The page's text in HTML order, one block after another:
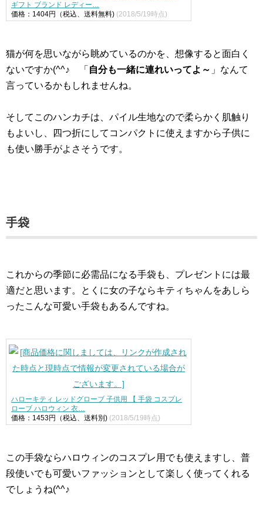
ギフト ブランド レディー…
価格：1404円（税込、送料無料) (2018/5/19時点)
猫が何を思いながら眺めているのかを、想像すると面白く
ないですか(^^♪ 「 自分も一緒に連れいってよ～ 」なんて
言っているかもしれませんね。
そしてこのハンカチは、パイル生地なので柔らかく肌触り
もよいし、四つ折にしてコンパクトに使えますから子供に
も使い勝手がよさそうです。
手袋
これからの季節に必需品になる手袋も、プレゼントには最
適だと思います。とくに女の子ならキティちゃんをあしら
ったこんな可愛い手袋もあるんですね。
ハローキティ レッドグローブ 子供用 【 手袋 コスプレ
ローブ ハロウィン 衣…
価格：1453円（税込、送料別) (2018/5/19時点)
この手袋ならハロウィンのコスプレ用でも使えますし、普
段使いでも可愛いファッションとして楽しく使ってくれる
でしょうね(^^♪